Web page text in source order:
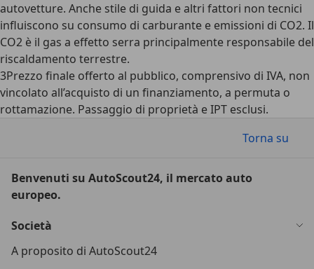
autovetture. Anche stile di guida e altri fattori non tecnici
influiscono su consumo di carburante e emissioni di CO2. Il
CO2 è il gas a effetto serra principalmente responsabile del
riscaldamento terrestre.
3Prezzo finale offerto al pubblico, comprensivo di IVA, non
vincolato all’acquisto di un finanziamento, a permuta o
rottamazione. Passaggio di proprietà e IPT esclusi.
Torna su
Benvenuti su AutoScout24, il mercato auto
europeo.
Società
A proposito di AutoScout24